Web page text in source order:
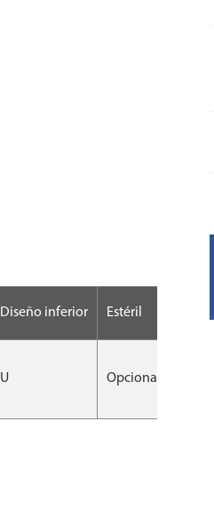
Diseño inferior Estéril
U Opcional 2